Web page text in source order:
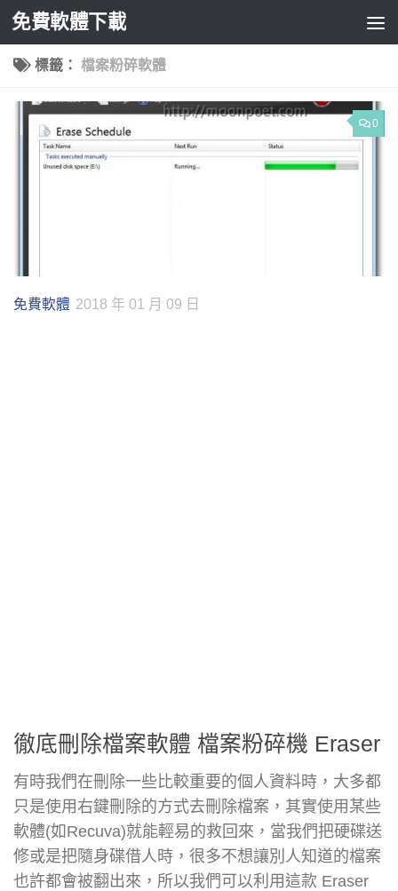
Skip to content
免費軟體下載
標籤： 檔案粉碎軟體
0
免費軟體 2018 年 01 月 09 日
徹底刪除檔案軟體 檔案粉碎機 Eraser
有時我們在刪除一些比較重要的個人資料時，大多都
只是使用右鍵刪除的方式去刪除檔案，其實使用某些
軟體(如Recuva)就能輕易的救回來，當我們把硬碟送
修或是把隨身碟借人時，很多不想讓別人知道的檔案
也許都會被翻出來，所以我們可以利用這款 Eraser